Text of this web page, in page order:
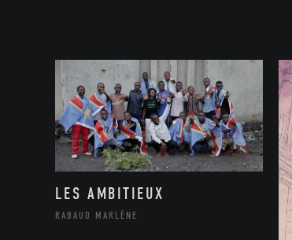
LES AMBITIEUX
RABAUD MARLÈNE